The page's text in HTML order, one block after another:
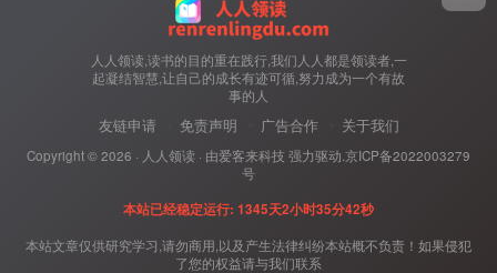
人人领读,读书的目的重在践行,我们人人都是领读者,一
起凝结智慧,让自己的成长有迹可循,努力成为一个有故
事的人
友链申请 免责声明 广告合作 关于我们
Copyright ©2026 · 人人领读 · 由爱客来科技 强力驱动. 京ICP备2022003279
号
本站已经稳定运行: 1345天2小时35分43秒
本站文章仅供研究学习,请勿商用,以及产生法律纠纷本站概不负责！如果侵犯
了您的权益请与我们联系